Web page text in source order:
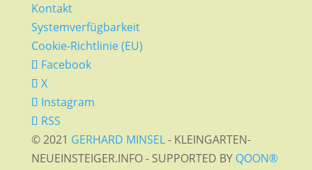
Kontakt
Systemverfügbarkeit
Cookie-Richtlinie (EU)
Facebook
X
Instagram
RSS
© 2021 GERHARD MINSEL- KLEINGARTEN-
NEUEINSTEIGER.INFO - SUPPORTED BY QOON®